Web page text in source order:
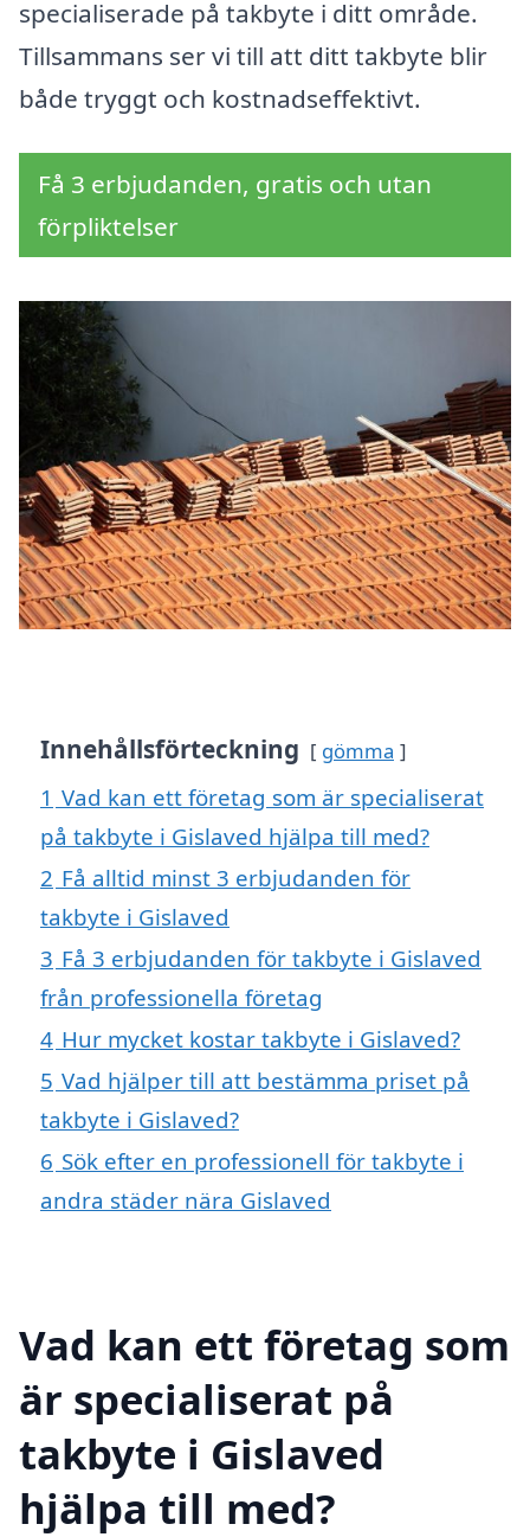
specialiserade på takbyte i ditt område.
Tillsammans ser vi till att ditt takbyte blir
både tryggt och kostnadseffektivt.
Få 3 erbjudanden, gratis och utan
förpliktelser
Innehållsförteckning gömma
1 Vad kan ett företag som är specialiserat
på takbyte i Gislaved hjälpa till med?
2 Få alltid minst 3 erbjudanden för
takbyte i Gislaved
3 Få 3 erbjudanden för takbyte i Gislaved
från professionella företag
4 Hur mycket kostar takbyte i Gislaved?
5 Vad hjälper till att bestämma priset på
takbyte i Gislaved?
6 Sök efter en professionell för takbyte i
andra städer nära Gislaved
Vad kan ett företag som
är specialiserat på
takbyte i Gislaved
hjälpa till med?